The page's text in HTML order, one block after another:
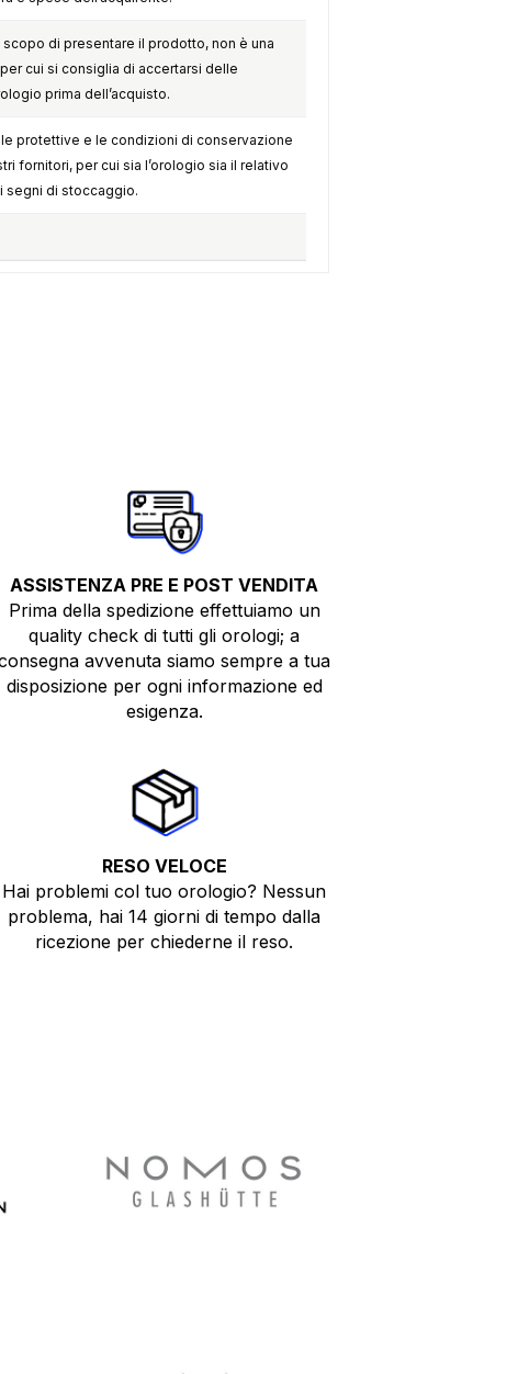
di presentare il prodotto, non è una
cui si consiglia di accertarsi delle
prima dell’acquisto.
protettive e le condizioni di conservazione
fornitori, per cui sia l’orologio sia il relativo
segni di stoccaggio.
ASSISTENZA PRE E POST VENDITA
Prima della spedizione effettuiamo un
quality check di tutti gli orologi; a
avvenuta siamo sempre a tua
disposizione per ogni informazione ed
esigenza.
RESO VELOCE
Hai problemi col tuo orologio? Nessun
problema, hai 14 giorni di tempo dalla
ricezione per chiederne il reso.